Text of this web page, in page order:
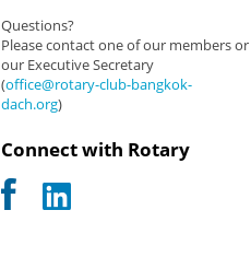
Questions?
Please contact one of our members or
our Executive Secretary
(office@rotary-club-bangkok-
dach.org)
Connect with Rotary